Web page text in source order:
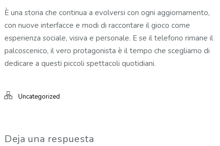
È una storia che continua a evolversi con ogni aggiornamento,
con nuove interfacce e modi di raccontare il gioco come
esperienza sociale, visiva e personale. E se il telefono rimane il
palcoscenico, il vero protagonista è il tempo che scegliamo di
dedicare a questi piccoli spettacoli quotidiani.
Uncategorized
Deja una respuesta